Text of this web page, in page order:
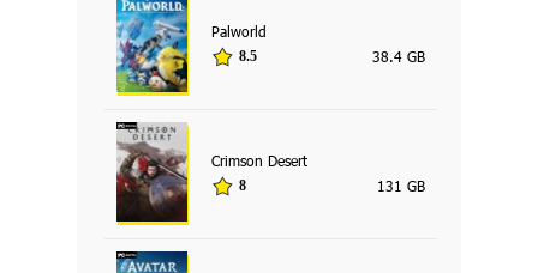
Palworld
8.5 38.4 GB
Crimson Desert
8 131 GB